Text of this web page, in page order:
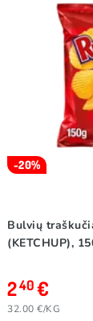
-20%
Bulvių
(KETCHUP),
240€
32.00 €/KG